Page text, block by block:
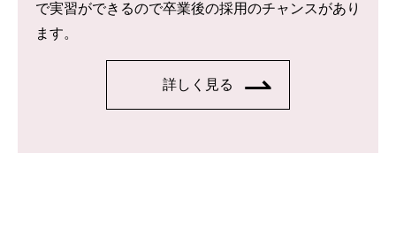
で実習ができるので卒業後の採用のチャンスがあり
ます。
詳しく見る